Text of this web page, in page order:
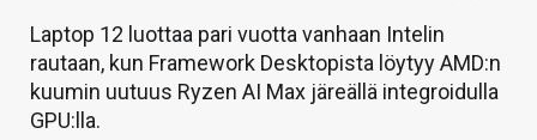
Laptop 12 luottaa pari vuotta vanhaan Intelin
rautaan, kun Framework Desktopista löytyy AMD:n
kuumin uutuus Ryzen AI Max järeällä integroidulla
GPU:lla.